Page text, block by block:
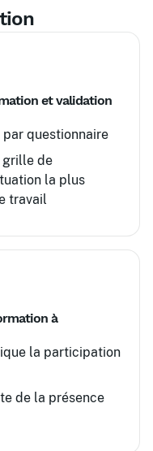
et validation
par questionnaire
grille de
la plus
travail
à
la participation
de la présence